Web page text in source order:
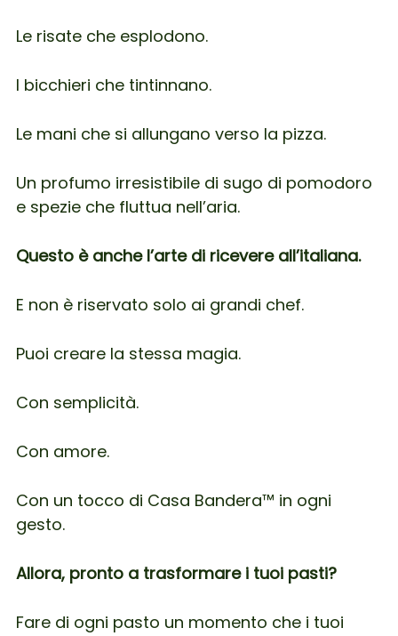
Le risate che esplodono.
I bicchieri che tintinnano.
Le mani che si allungano verso la pizza.
Un profumo irresistibile di sugo di pomodoro
e spezie che fluttua nell’aria.
Questo è anche l’arte di ricevere all’italiana.
E non è riservato solo ai grandi chef.
Puoi creare la stessa magia.
Con semplicità.
Con amore.
Con un tocco di Casa Bandera™ in ogni
gesto.
Allora, pronto a trasformare i tuoi pasti?
Fare di ogni pasto un momento che i tuoi